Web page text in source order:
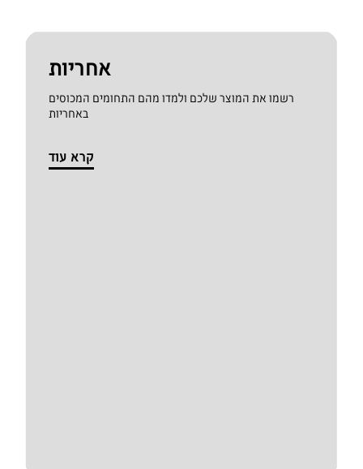
אחריות
רשמו את המוצר שלכם ולמדו מהם התחומים המכוסים
באחריות
קרא עוד